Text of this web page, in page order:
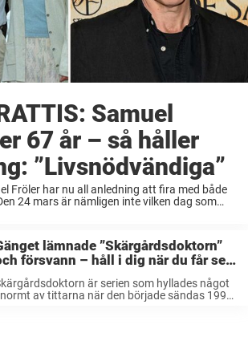
Samuel
67 år – så håller
”Livsnödvändiga”
Fröler har nu all anledning att fira med både
24 mars är nämligen inte vilken dag som
lämnade ”Skärgårdsdoktorn”
försvann – håll i dig när du får se
hur de ser ut 23 år senare
är serien som hyllades något
av tittarna när den började sändas 1997.